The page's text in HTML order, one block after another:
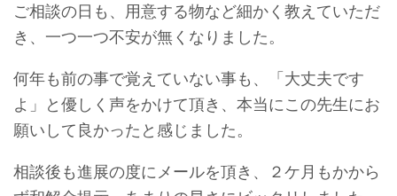
ご相談の日も、用意する物など細かく教えていただ
き、一つ一つ不安が無くなりました。
何年も前の事で覚えていない事も、「大丈夫です
よ」と優しく声をかけて頂き、本当にこの先生にお
願いして良かったと感じました。
相談後も進展の度にメールを頂き、２ケ月もかから